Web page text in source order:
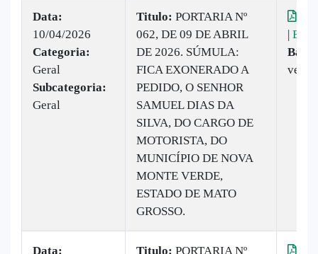
Data:
10/04/2026
Categoria:
Geral
Subcategoria:
Geral
Titulo: PORTARIA Nº
062, DE 09 DE ABRIL
DE 2026. SÚMULA:
FICA EXONERADO A
PEDIDO, O SENHOR
SAMUEL DIAS DA
SILVA, DO CARGO DE
MOTORISTA, DO
MUNICÍPIO DE NOVA
MONTE VERDE,
ESTADO DE MATO
GROSSO.
|
vezes
Data:
Titulo: PORTARIA Nº